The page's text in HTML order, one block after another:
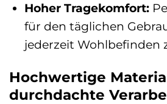
Hoher Tragekomfort:
für den täglichen
jederzeit Wohlbefinden
Hochwertige
durchdachte